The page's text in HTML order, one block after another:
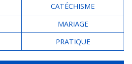
CATÉCHISME
MARIAGE
PRATIQUE